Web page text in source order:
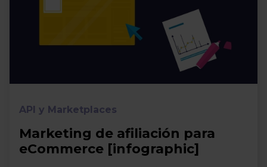
API y Marketplaces
Marketing de afiliación para
eCommerce [infographic]